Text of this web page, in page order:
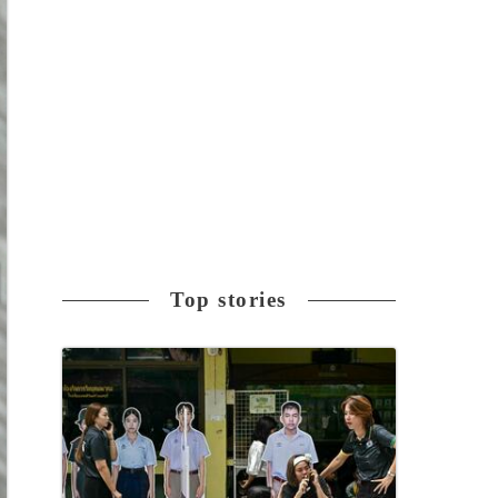
Top stories